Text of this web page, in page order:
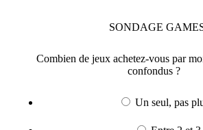
SONDAGE
Combien de jeux achetez-vous par
confondus ?
Un seul, pas